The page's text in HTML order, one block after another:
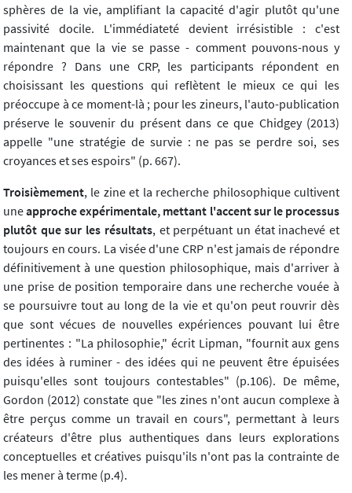
sphères de la vie, amplifiant la capacité d'agir plutôt qu'une
passivité docile. L'immédiateté devient irrésistible : c'est
maintenant que la vie se passe - comment pouvons-nous y
répondre ? Dans une CRP, les participants répondent en
choisissant les questions qui reflètent le mieux ce qui les
préoccupe à ce moment-là ; pour les zineurs, l'auto-publication
préserve le souvenir du présent dans ce que Chidgey (2013)
appelle "une stratégie de survie : ne pas se perdre soi, ses
croyances et ses espoirs" (p. 667).
Troisièmement, le zine et la recherche philosophique cultivent
uneapproche expérimentale, mettant l'accent sur le processus
plutôt que sur les résultats, et perpétuant un état inachevé et
toujours en cours. La visée d'une CRP n'est jamais de répondre
définitivement à une question philosophique, mais d'arriver à
une prise de position temporaire dans une recherche vouée à
se poursuivre tout au long de la vie et qu'on peut rouvrir dès
que sont vécues de nouvelles expériences pouvant lui être
pertinentes : "La philosophie," écrit Lipman, "fournit aux gens
des idées à ruminer - des idées qui ne peuvent être épuisées
puisqu'elles sont toujours contestables" (p.106). De même,
Gordon (2012) constate que "les zines n'ont aucun complexe à
être perçus comme un travail en cours", permettant à leurs
créateurs d'être plus authentiques dans leurs explorations
conceptuelles et créatives puisqu'ils n'ont pas la contrainte de
les mener à terme (p.4).